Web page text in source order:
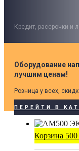
Кредит, рассрочки и
Оборудование
лучшим ценам!
Розница у всех,
ПЕРЕЙТИ В
Корзина